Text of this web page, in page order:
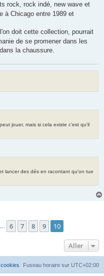
rock, rock indé, new wave et
à Chicago entre 1989 et
doit cette collection, pourrait
de se promener dans les
la chaussure.
jouer, mais si cela existe c'est qu'il
lancer des dés en racontant qu'on tue
10
6 7 8 9 10
Aller
Fuseau horaire sur UTC+02:00